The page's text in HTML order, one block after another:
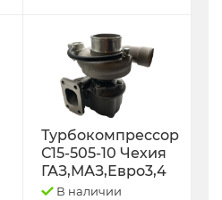
Турбокомпрессор
С15-505-10 Чехия
ГАЗ,МАЗ,Евро3,4
В наличии